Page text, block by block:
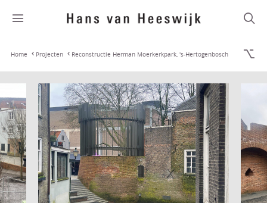
Home Projecten Reconstructie Herman Moerkerkpark, 's-Hertogenbosch